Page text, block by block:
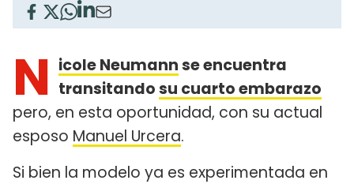
N icole Neumannse encuentra
transitandosu cuarto embarazo
pero, en esta oportunidad, con su actual
esposo Manuel Urcera.
Si bien la modelo ya es experimentada en